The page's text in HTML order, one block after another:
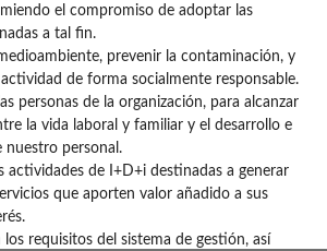
el compromiso de adoptar las
a tal fin.
prevenir la contaminación, y
de forma socialmente responsable.
personas de la organización, para alcanzar
la vida laboral y familiar y el desarrollo e
nuestro personal.
actividades de I+D+i destinadas a generar
que aporten valor añadido a sus
requisitos del sistema de gestión, así